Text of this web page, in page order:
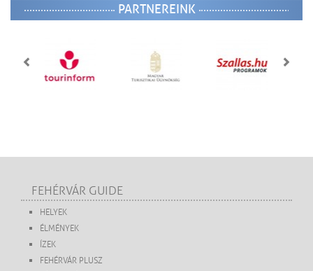
PARTNEREINK
FEHÉRVÁR GUIDE
HELYEK
ÉLMÉNYEK
ÍZEK
FEHÉRVÁR PLUSZ